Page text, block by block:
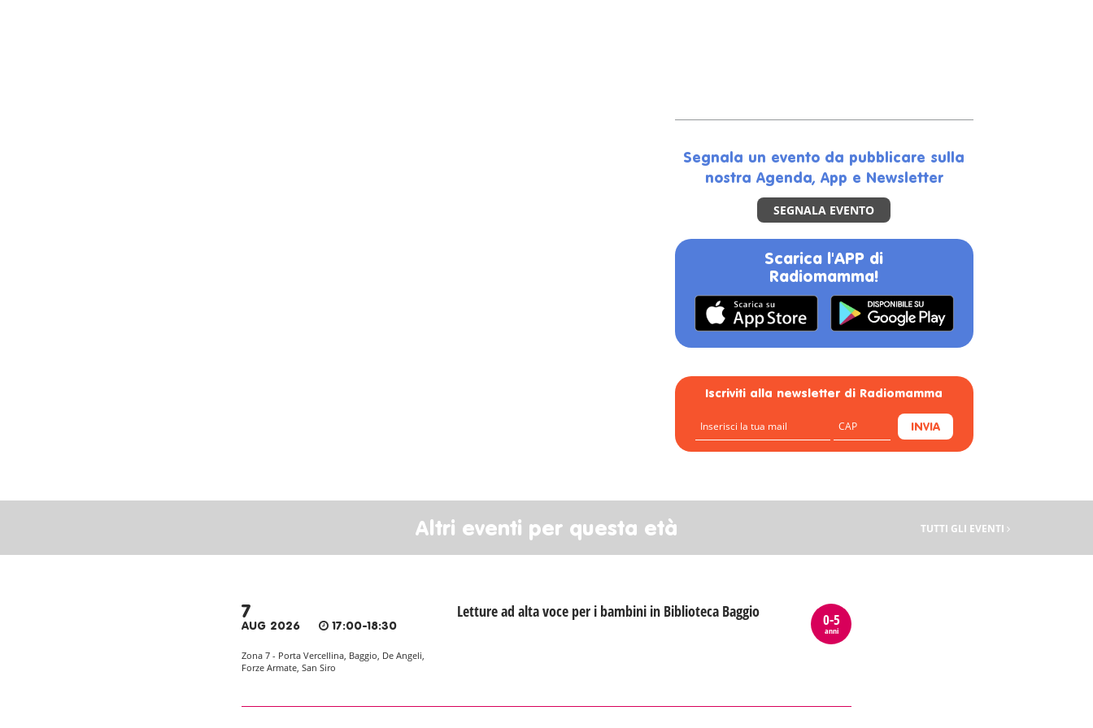
Segnala un evento da pubblicare sulla
nostra Agenda, App e Newsletter
SEGNALA EVENTO
Scarica l'APP di
Radiomamma!
Iscriviti alla newsletter di Radiomamma
INVIA
Altri eventi per questa età TUTTI GLI EVENTI
7
AUG 2026 17:00-18:30
Zona 7 - Porta Vercellina, Baggio, De Angeli,
Forze Armate, San Siro
Letture ad alta voce per i bambini in Biblioteca Baggio 0-5
anni